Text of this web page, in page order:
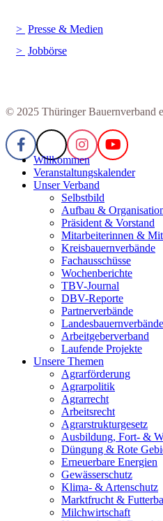
Presse & Medien
Jobbörse
© 2025 Thüringer Bauernverband
Willkommen
Veranstaltungskalender
Unser Verband
Selbstbild
Aufbau &
Präsident & Vorstand
Mitarbeiterinnen &
Kreisbauernverbände
Fachausschüsse
Wochenberichte
TBV-Journal
DBV-Reporte
Partnerverbände
Landesbauernverbände
Arbeitgeberverband
Laufende Projekte
Unsere Themen
Agrarförderung
Agrarpolitik
Agrarrecht
Arbeitsrecht
Agrarstrukturgesetz
Ausbildung, Fort- &
Düngung & Rote
Erneuerbare Energien
Gewässerschutz
Klima- & Artenschutz
Marktfrucht &
Milchwirtschaft